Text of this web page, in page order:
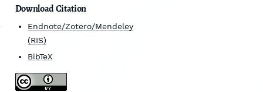
Download Citation
Endnote/Zotero/Mendeley
(RIS)
BibTeX